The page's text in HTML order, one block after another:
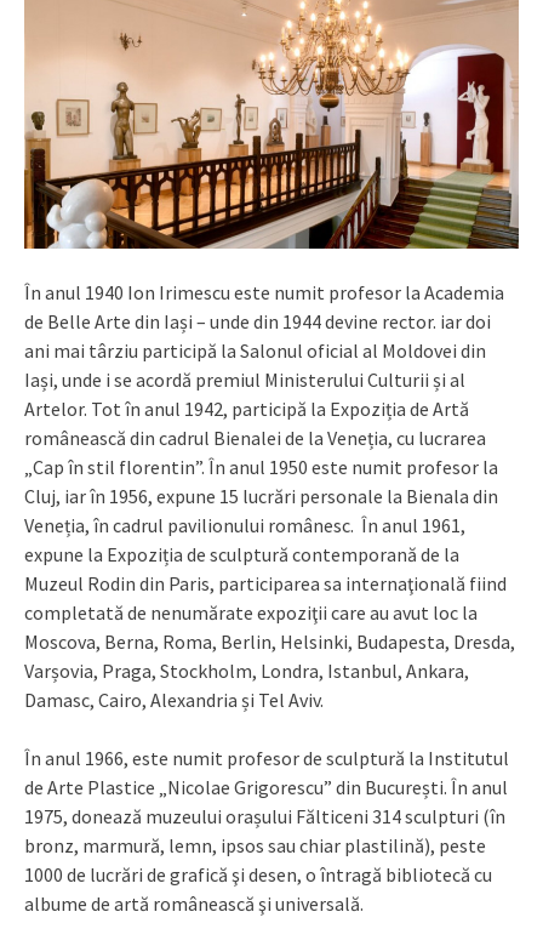
În anul 1940 Ion Irimescu este numit profesor la Academia
de Belle Arte din Iași – unde din 1944 devine rector. iar doi
ani mai târziu participă la Salonul oficial al Moldovei din
Iași, unde i se acordă premiul Ministerului Culturii și al
Artelor. Tot în anul 1942, participă la Expoziția de Artă
românească din cadrul Bienalei de la Veneția, cu lucrarea
„Cap în stil florentin”. În anul 1950 este numit profesor la
Cluj, iar în 1956, expune 15 lucrări personale la Bienala din
Veneția, în cadrul pavilionului românesc. În anul 1961,
expune la Expoziția de sculptură contemporană de la
Muzeul Rodin din Paris, participarea sa internaţională fiind
completată de nenumărate expoziţii care au avut loc la
Moscova, Berna, Roma, Berlin, Helsinki, Budapesta, Dresda,
Varșovia, Praga, Stockholm, Londra, Istanbul, Ankara,
Damasc, Cairo, Alexandria și Tel Aviv.
În anul 1966, este numit profesor de sculptură la Institutul
de Arte Plastice „Nicolae Grigorescu” din București. În anul
1975, donează muzeului orașului Fălticeni 314 sculpturi (în
bronz, marmură, lemn, ipsos sau chiar plastilină), peste
1000 de lucrări de grafică şi desen, o întragă bibliotecă cu
albume de artă românească şi universală.